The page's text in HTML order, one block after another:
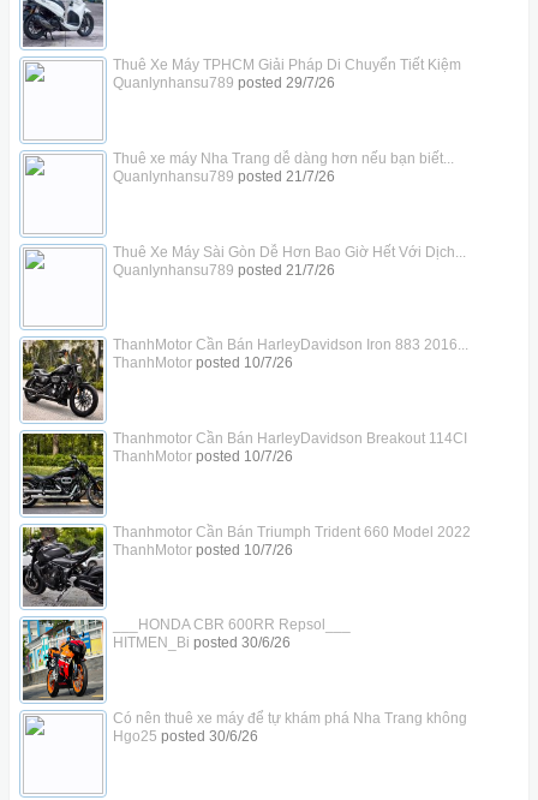
Thuê Xe Máy TPHCM Giải Pháp Di Chuyển Tiết Kiệm
Quanlynhansu789 posted 29/7/26
Thuê xe máy Nha Trang dễ dàng hơn nếu bạn biết...
Quanlynhansu789 posted 21/7/26
Thuê Xe Máy Sài Gòn Dễ Hơn Bao Giờ Hết Với Dịch...
Quanlynhansu789 posted 21/7/26
ThanhMotor Cần Bán HarleyDavidson Iron 883 2016...
ThanhMotorposted 10/7/26
Thanhmotor Cần Bán HarleyDavidson Breakout 114CI
ThanhMotorposted 10/7/26
Thanhmotor Cần Bán Triumph Trident 660 Model 2022
ThanhMotorposted 10/7/26
___HONDA CBR 600RR Repsol___
HITMEN_Bi posted 30/6/26
Có nên thuê xe máy để tự khám phá Nha Trang không
Hgo25 posted 30/6/26